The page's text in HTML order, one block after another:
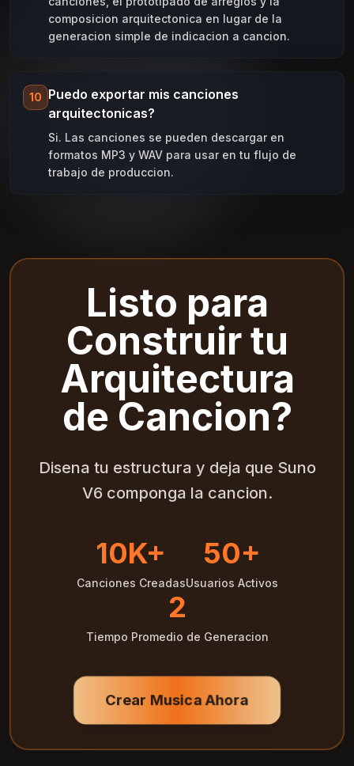
composicion arquitectonica en lugar de la
generacion simple de indicacion a cancion.
10 Puedo exportar mis canciones
arquitectonicas?
Si. Las canciones se pueden descargar en
formatos MP3 y WAV para usar en tu flujo de
trabajo de produccion.
Listo para
Construir tu
Arquitectura
de Cancion?
Disena tu estructura y deja que Suno
V6 componga la cancion.
10K+
Canciones Creadas
50+
Usuarios Activos
2
Tiempo Promedio de Generacion
Crear Musica Ahora